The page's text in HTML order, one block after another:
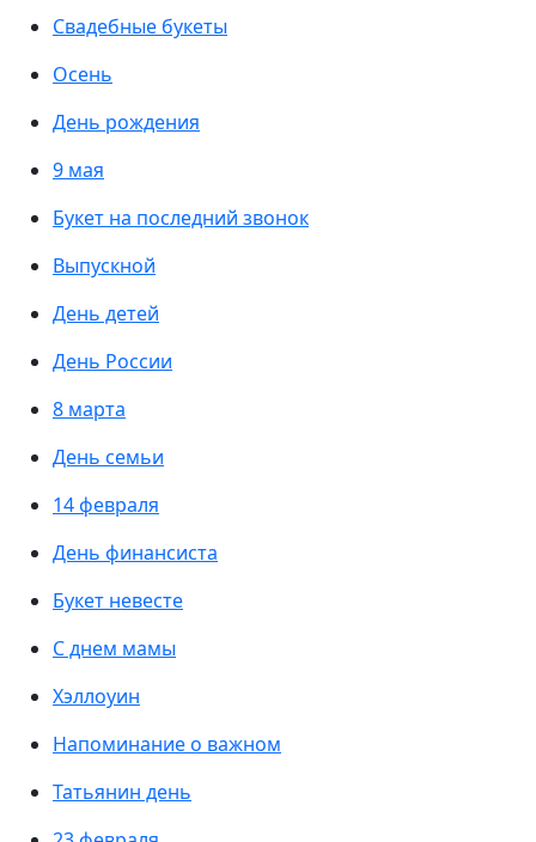
Свадебные букеты
Осень
День рождения
9 мая
Букет на последний звонок
Выпускной
День детей
День России
8 марта
День семьи
14 февраля
День финансиста
Букет невесте
С днем мамы
Хэллоуин
Напоминание о важном
Татьянин день